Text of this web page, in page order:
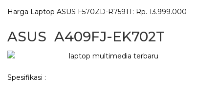
Harga Laptop ASUS F570ZD-R7591T: Rp. 13.999.000
ASUS A409FJ-EK702T
Spesifikasi :